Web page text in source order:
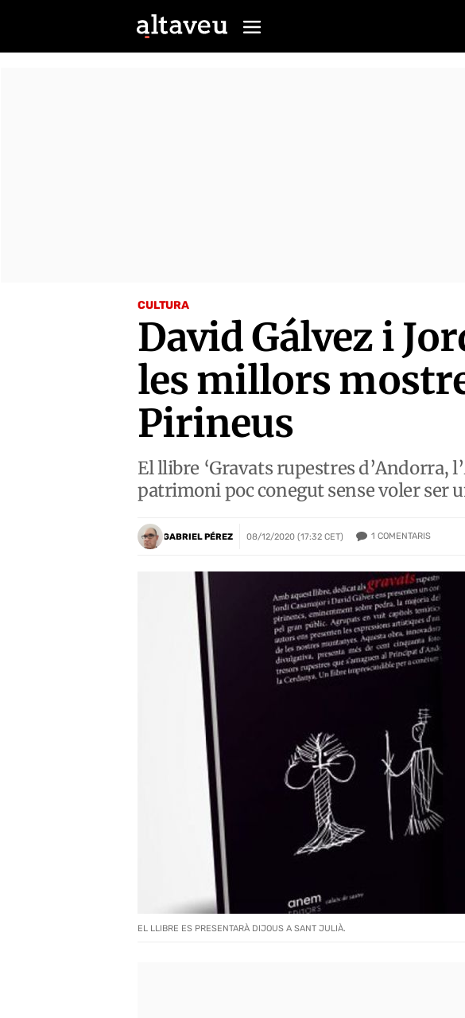
CULTURA
David Gálvez i
les millors
Pirineus
El llibre ‘Gravats rupestres d’Andorra,
patrimoni poc conegut sense voler ser
GABRIEL PÉREZ 08/12/2020 (17:32 CET) 1 COMENTARIS
EL LLIBRE ES PRESENTARÀ DIJOUS A SANT JULIÀ.